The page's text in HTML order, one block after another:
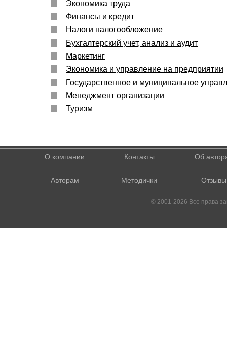
Экономика труда
Финансы и кредит
Налоги налогообложение
Бухгалтерский учет, анализ и аудит
Маркетинг
Экономика и управление на предприятии
Государственное и муниципальное
Менеджмент организации
Туризм
О компании Контакты Об
Авторам Методички Отзывы
© 2001-2026 Все права